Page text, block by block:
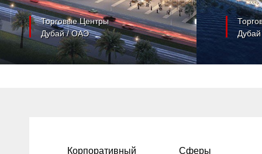
Торговые Центры
Дубай / ОАЭ
Корпоративный
Сферы